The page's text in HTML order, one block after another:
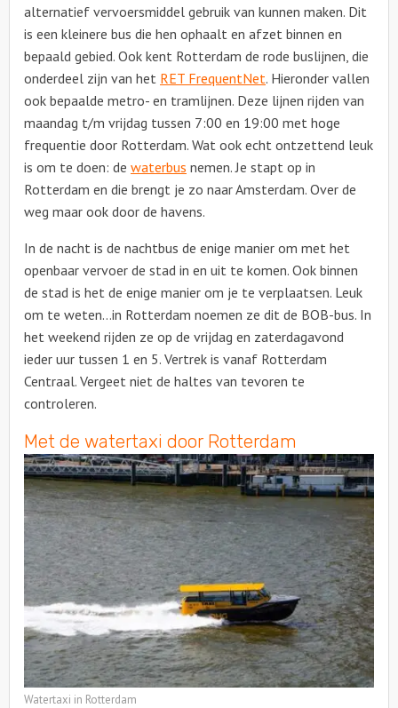
alternatief vervoersmiddel gebruik van kunnen maken. Dit
is een kleinere bus die hen ophaalt en afzet binnen en
bepaald gebied. Ook kent Rotterdam de rode buslijnen, die
onderdeel zijn van het RET FrequentNet. Hieronder vallen
ook bepaalde metro- en tramlijnen. Deze lijnen rijden van
maandag t/m vrijdag tussen 7:00 en 19:00 met hoge
frequentie door Rotterdam. Wat ook echt ontzettend leuk
is om te doen: de waterbus nemen. Je stapt op in
Rotterdam en die brengt je zo naar Amsterdam. Over de
weg maar ook door de havens.
In de nacht is de nachtbus de enige manier om met het
openbaar vervoer de stad in en uit te komen. Ook binnen
de stad is het de enige manier om je te verplaatsen. Leuk
om te weten…in Rotterdam noemen ze dit de BOB-bus. In
het weekend rijden ze op de vrijdag en zaterdagavond
ieder uur tussen 1 en 5. Vertrek is vanaf Rotterdam
Centraal. Vergeet niet de haltes van tevoren te
controleren.
Met de watertaxi door Rotterdam
Watertaxi in Rotterdam